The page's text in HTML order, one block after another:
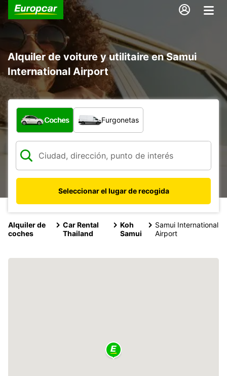
Alquiler de voiture y utilitaire en Samui
International Airport
¿Qué tipo de vehículo?
Coches Furgonetas
Seleccionar el lugar de recogida
Alquiler de
coches
Car Rental
Thailand
Koh
Samui
Samui International
Airport